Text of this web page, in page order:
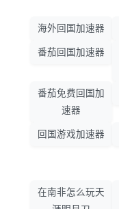
海外回国加速器
番茄回国加速器
番茄免费回国加
速器
回国游戏加速器
在南非怎么玩天